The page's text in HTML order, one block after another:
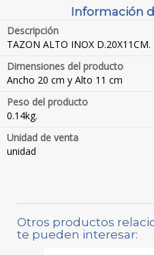
Información
Descripción
TAZON ALTO INOX D.20X11CM.
Dimensiones del producto
Ancho 20 cm y Alto 11 cm
Peso del producto
0.14kg.
Unidad de venta
unidad
Otros productos
te pueden interesar: